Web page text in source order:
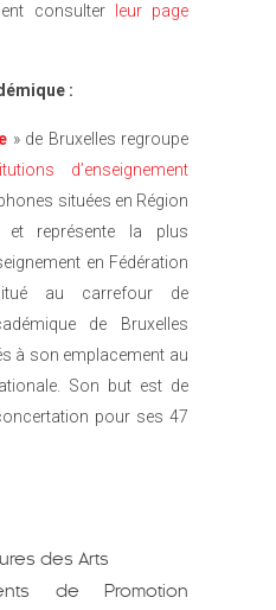
consulter
leur page
:
» de Bruxelles regroupe
d’enseignement
situées en Région
et représente la plus
en Fédération
au carrefour de
de Bruxelles
à son emplacement au
Son but est de
pour ses 47
des Arts
de Promotion